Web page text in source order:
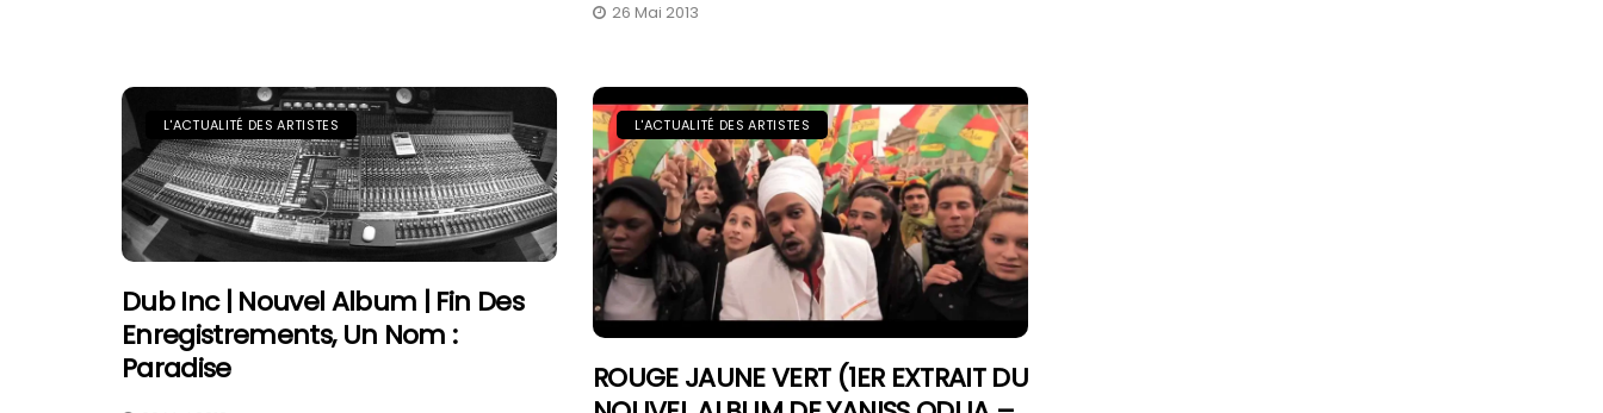
26 Mai 2013
L'ACTUALITÉ DES ARTISTES
Dub Inc | Nouvel Album | Fin Des
Enregistrements, Un Nom :
Paradise
L'ACTUALITÉ DES ARTISTES
ROUGE JAUNE VERT (1ER EXTRAIT DU